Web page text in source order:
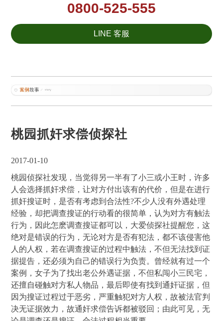
0800-525-555
LINE 客服
桃园抓奸求偿侦探社
2017-01-10
桃园侦探社发现，当觉得另一半有了小三或小王时，许多
人会选择抓奸求偿，让对方付出该有的代价，但是在进行
抓奸搜证时，是否有考虑到合法性?不少人没有外遇处理
经验，却把调查搜证的行动看的很简单，认为对方有触法
行为，因此怎麽调查搜证都可以，大爱侦探社提醒您，这
绝对是错误的行为，无论对方是否有犯法，都不该侵害他
人的人权，若在调查搜证的过程中触法，不但无法找到证
据提告，还必须为自己的错误行为负责。曾经就有过一个
案例，女子为了找出老公外遇证据，不但私闯小三民宅，
还擅自碰触对方私人物品，最后即使有找到通奸证据，但
因为搜证过程过于恶劣，严重触犯对方人权，故被法官判
决无证据效力，故通奸求偿告诉都被驳回；由此可见，无